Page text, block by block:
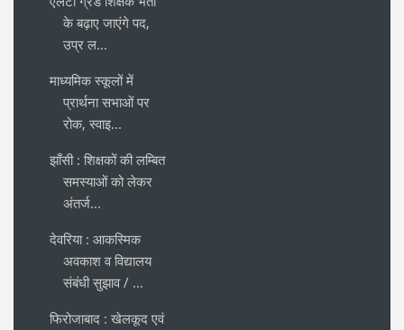
के बढ़ाए जाएंगे पद,
उप्र ल...
माध्यमिक स्कूलों में
प्रार्थना सभाओं पर
रोक, स्वाइ...
झाँसी : शिक्षकों की लम्बित
समस्याओं को लेकर
अंतर्ज...
देवरिया : आकस्मिक
अवकाश व विद्यालय
संबंधी सुझाव / ...
फिरोजाबाद : खेलकूद एवं